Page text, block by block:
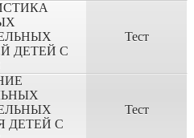
ДЕТЕЙ С
Тест
ДЕТЕЙ С
Тест